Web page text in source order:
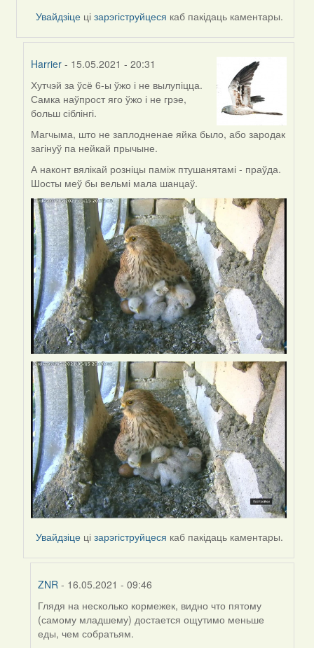
Увайдзіце цізарэгіструйцеся каб пакідаць каментары.
Harrier - 15.05.2021 - 20:31
In
reply
to
by
svetlana
Хутчэй за ўсё 6-ы ўжо і не вылупіцца.
Самка наўпрост яго ўжо і не грэе,
больш сіблінгі.
Магчыма, што не заплодненае яйка было, або зародак
загінуў па нейкай прычыне.
А наконт вялікай розніцы паміж птушанятамі - праўда.
Шосты меў бы вельмі мала шанцаў.
Увайдзіце цізарэгіструйцеся каб пакідаць каментары.
ZNR - 16.05.2021 - 09:46
In
reply
to
Глядя на несколько кормежек, видно что пятому
(самому младшему) достается ощутимо меньше
еды, чем собратьям.